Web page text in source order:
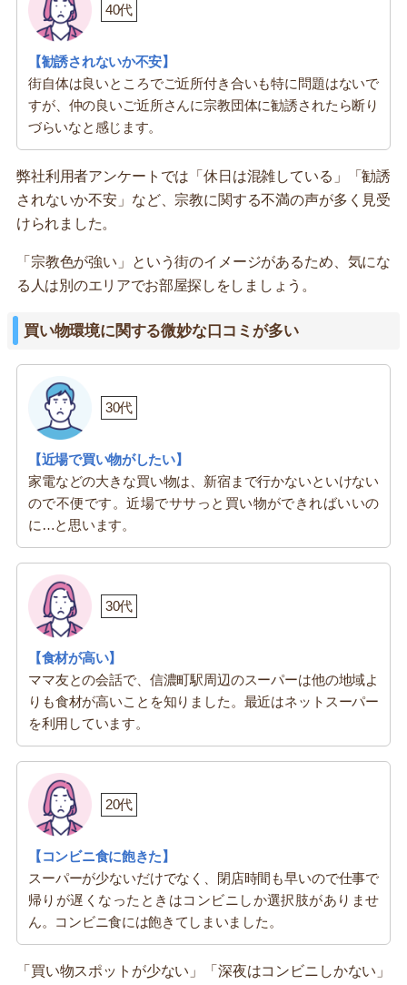
40代
【勧誘されないか不安】
街自体は良いところでご近所付き合いも特に問題はないで
すが、仲の良いご近所さんに宗教団体に勧誘されたら断り
づらいなと感じます。
弊社利用者アンケートでは「休日は混雑している」「勧誘
されないか不安」など、宗教に関する不満の声が多く見受
けられました。
「宗教色が強い」という街のイメージがあるため、気にな
る人は別のエリアでお部屋探しをしましょう。
買い物環境に関する微妙な口コミが多い
30代
【近場で買い物がしたい】
家電などの大きな買い物は、新宿まで行かないといけない
ので不便です。近場でササっと買い物ができればいいの
に…と思います。
30代
【食材が高い】
ママ友との会話で、信濃町駅周辺のスーパーは他の地域よ
りも食材が高いことを知りました。最近はネットスーパー
を利用しています。
20代
【コンビニ食に飽きた】
スーパーが少ないだけでなく、閉店時間も早いので仕事で
帰りが遅くなったときはコンビニしか選択肢がありませ
ん。コンビニ食には飽きてしまいました。
「買い物スポットが少ない」「深夜はコンビニしかない」